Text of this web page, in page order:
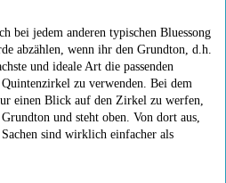
bei jedem anderen typischen Bluessong
abzählen, wenn ihr den Grundton, d.h.
und ideale Art die passenden
zu verwenden. Bei dem
einen Blick auf den Zirkel zu werfen,
und steht oben. Von dort aus,
sind wirklich einfacher als